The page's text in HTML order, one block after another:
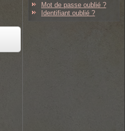
Mot de passe oublié ?
Identifiant oublié ?